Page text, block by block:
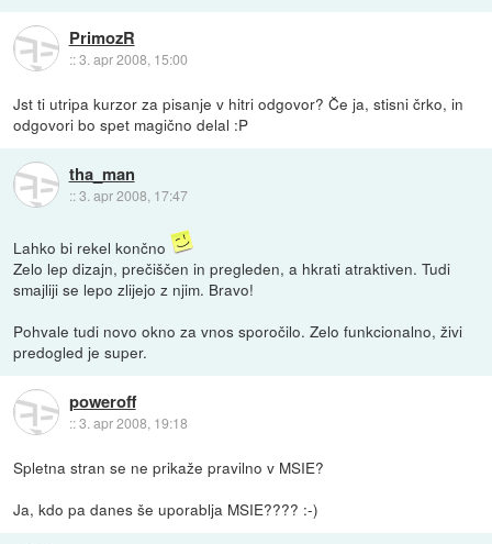
PrimozR
::3. apr 2008, 15:00
Jst ti utripa kurzor za pisanje v hitri odgovor? Če ja, stisni črko, in
odgovori bo spet magično delal :P
tha_man
::3. apr 2008, 17:47
Lahko bi rekel končno
Zelo lep dizajn, prečiščen in pregleden, a hkrati atraktiven. Tudi
smajliji se lepo zlijejo z njim. Bravo!
Pohvale tudi novo okno za vnos sporočilo. Zelo funkcionalno, živi
predogled je super.
poweroff
::3. apr 2008, 19:18
Spletna stran se ne prikaže pravilno v MSIE?
Ja, kdo pa danes še uporablja MSIE???? :-)